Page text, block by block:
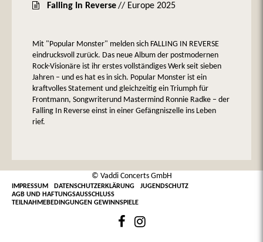
Falling In Reverse// Europe 2025
Mit "Popular Monster" melden sich FALLING IN REVERSE
eindrucksvoll zurück. Das neue Album der postmodernen
Rock-Visionäre ist ihr erstes vollständiges Werk seit sieben
Jahren – und es hat es in sich. Popular Monster ist ein
kraftvolles Statement und gleichzeitig ein Triumph für
Frontmann, Songwriterund Mastermind Ronnie Radke – der
Falling In Reverse einst in einer Gefängniszelle ins Leben
rief.
© Vaddi Concerts GmbH
IMPRESSUM DATENSCHUTZERKLÄRUNG
JUGENDSCHUTZ
AGB UND HAFTUNGSAUSSCHLUSS
TEILNAHMEBEDINGUNGEN GEWINNSPIELE